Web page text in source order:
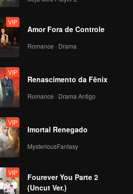
VIP
Amor Fora de Controle
Romance · Drama
VIP
Renascimento da Fênix
Romance · Drama Antigo
VIP
Imortal Renegado
MysteriousFantasy
VIP
Fourever You Parte 2
(Uncut Ver.)